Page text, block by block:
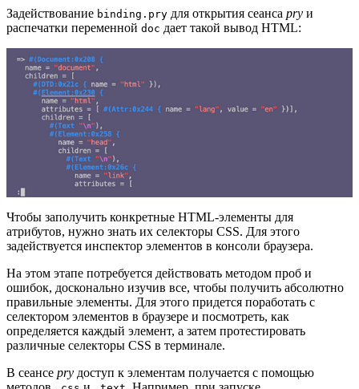
Задействование binding.pry для открытия сеанса pry и
распечатки переменной doc дает такой вывод HTML:
Чтобы заполучить конкретные HTML-элементы для
атрибутов, нужно знать их селекторы CSS. Для этого
задействуется инспектор элементов в консоли браузера.
На этом этапе потребуется действовать методом проб и
ошибок, досконально изучив все, чтобы получить абсолютно
правильные элементы. Для этого придется поработать с
селектором элементов в браузере и посмотреть, как
определяется каждый элемент, а затем протестировать
различные селекторы CSS в терминале.
В сеансе pry доступ к элементам получается с помощью